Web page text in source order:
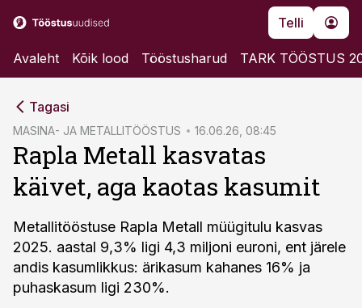
Telli
Avaleht Kõik lood Tööstusharud TARK TÖÖSTUS
Tagasi
MASINA- JA METALLITÖÖSTUS 16.06.26, 08:45
Rapla Metall kasvatas
käivet, aga kaotas kasumit
Metallitööstuse Rapla Metall müügitulu kasvas
2025. aastal 9,3% ligi 4,3 miljoni euroni, ent järele
andis kasumlikkus: ärikasum kahanes 16% ja
puhaskasum ligi 230%.